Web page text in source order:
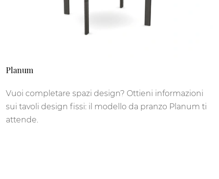
Planum
Vuoi completare spazi design? Ottieni informazioni
sui tavoli design fissi: il modello da pranzo Planum ti
attende.